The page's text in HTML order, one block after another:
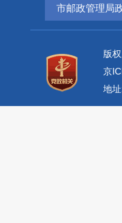
市邮政管理局
版
京
地